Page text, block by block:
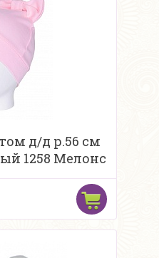
д/д р.56 см
1258 Мелонс